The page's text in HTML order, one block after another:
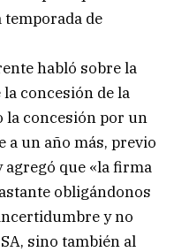
de
habló sobre la
concesión de la
la concesión por un
a un año más, previo
agregó que «la firma
obligándonos
y no
sino también al